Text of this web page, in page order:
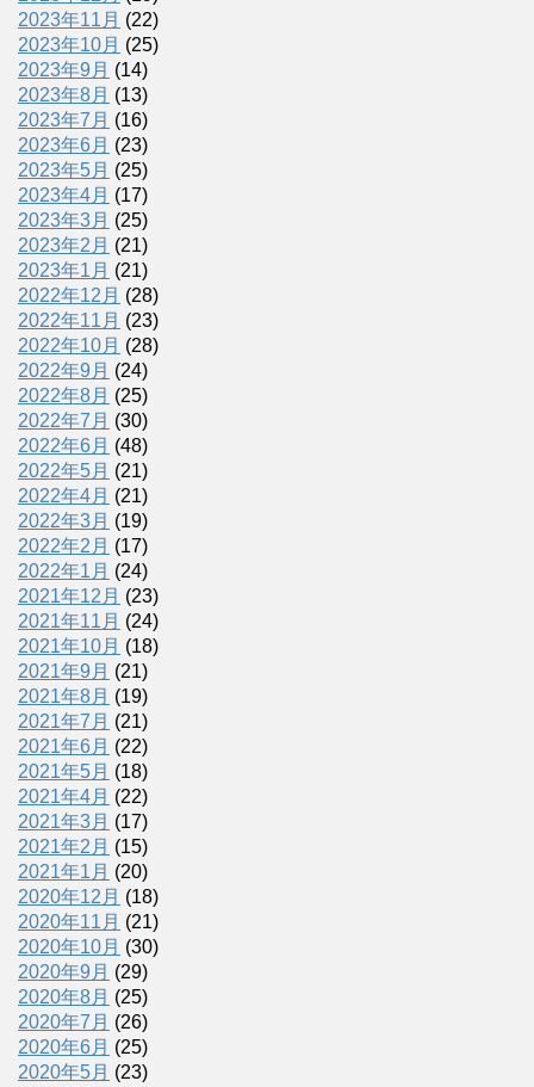
2023年11月 (22)
2023年10月 (25)
2023年9月 (14)
2023年8月 (13)
2023年7月 (16)
2023年6月 (23)
2023年5月 (25)
2023年4月 (17)
2023年3月 (25)
2023年2月 (21)
2023年1月 (21)
2022年12月 (28)
2022年11月 (23)
2022年10月 (28)
2022年9月 (24)
2022年8月 (25)
2022年7月 (30)
2022年6月 (48)
2022年5月 (21)
2022年4月 (21)
2022年3月 (19)
2022年2月 (17)
2022年1月 (24)
2021年12月 (23)
2021年11月 (24)
2021年10月 (18)
2021年9月 (21)
2021年8月 (19)
2021年7月 (21)
2021年6月 (22)
2021年5月 (18)
2021年4月 (22)
2021年3月 (17)
2021年2月 (15)
2021年1月 (20)
2020年12月 (18)
2020年11月 (21)
2020年10月 (30)
2020年9月 (29)
2020年8月 (25)
2020年7月 (26)
2020年6月 (25)
2020年5月 (23)